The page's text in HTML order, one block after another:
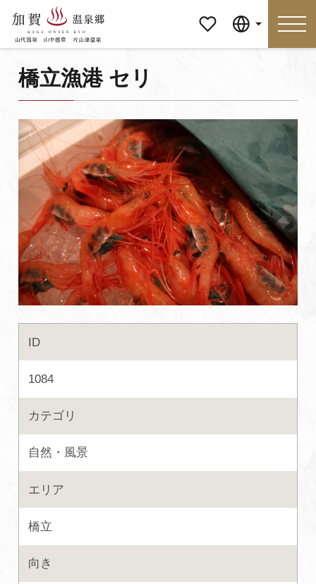
ージ
特集 おすすめの過ごし方
見どころ 食べる
おみやげ イベント
泊まる アクセス
マイページ
加賀に泊まって！北陸巡り♪
ご当地グルメ
加賀 旅先納税
FAQ
Language
橋立漁港 セリ
ID
1084
カテゴリ
自然・風景
エリア
橋立
向き